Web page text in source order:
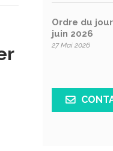
Ordre du
juin 2026
27 Mai 2026